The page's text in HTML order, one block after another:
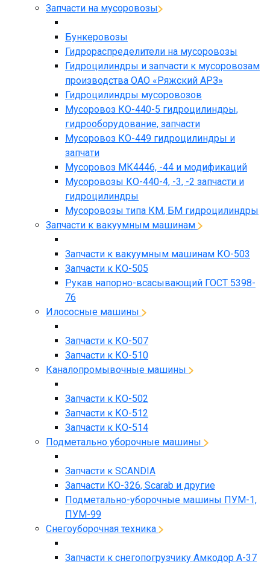
Запчасти на мусоровозы
Бункеровозы
Гидрораспределители на мусоровозы
Гидроцилиндры и запчасти к мусоровозам
производства ОАО «Ряжский АРЗ»
Гидроцилиндры мусоровозов
Мусоровоз КО-440-5 гидроцилиндры,
гидрооборудование, запчасти
Мусоровоз КО-449 гидроцилиндры и
запчати
Мусоровоз МК4446, -44 и модификаций
Мусоровозы КО-440-4, -3, -2 запчасти и
гидроцилиндры
Мусоровозы типа КМ, БМ гидроцилиндры
Запчасти к вакуумным машинам
Запчасти к вакуумным машинам КО-503
Запчасти к КО-505
Рукав напорно-всасывающий ГОСТ 5398-
76
Илососные машины
Запчасти к КО-507
Запчасти к КО-510
Каналопромывочные машины
Запчасти к КО-502
Запчасти к КО-512
Запчасти к КО-514
Подметально уборочные машины
Запчасти к SCANDIA
Запчасти КО-326, Scarab и другие
Подметально-уборочные машины ПУМ-1,
ПУМ-99
Снегоуборочная техника
Запчасти к снегопогрузчику Амкодор А-37